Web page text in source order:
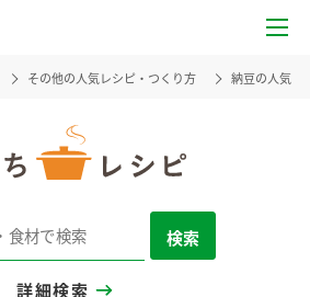
その他の人気レシピ・つくり方 納豆の人気レ
検索
詳細検索